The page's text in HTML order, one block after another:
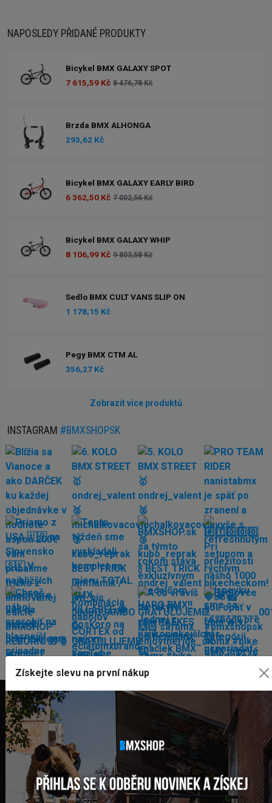
NAPOSLEDY PŘIDANÉ PRODUKTY
Bicykel BMX GALAXY SPOT
7 615,59 Kč 8 476,78 Kč
Brzda BMX ALHONGA
293,62 Kč
Bicykel BMX GALAXY EARLY BIRD
6 362,50 Kč 7 002,56 Kč
Bicykel BMX GALAXY WHIP
8 106,99 Kč 9 803,58 Kč
Sedlo BMX CULT VANS SLIP ON
1 178,15 Kč
Pegy BMX CTM AL
356,27 Kč
Zobrazit více produktů
INSTAGRAM #BMXSHOPSK
FAKTURAČNÍ ADRESA
GLOBAL DIAMONDS s. r. o.
Námestie sv. Martina 708/30
082 71 Lipany
Slovensko
Získejte slevu na první nákup